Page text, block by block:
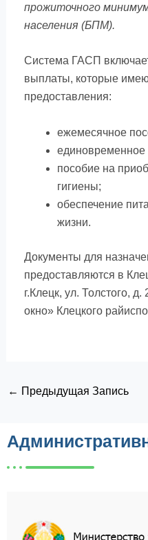
прожиточного
населения (БПМ).
Система ГАСП
выплаты, которые
предоставления:
ежемесячное
единовременное
пособие на
гигиены;
обеспечение
жизни.
Документы для
предоставляются в
г.Клецк, ул. Толстого,
окно» Клецкого
← Предыдущая Запись